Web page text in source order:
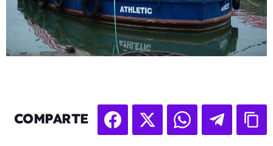
COMPARTE